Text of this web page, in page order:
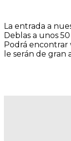
La entrada a
Deblas a unos
Podrá encontrar
le serán de gran